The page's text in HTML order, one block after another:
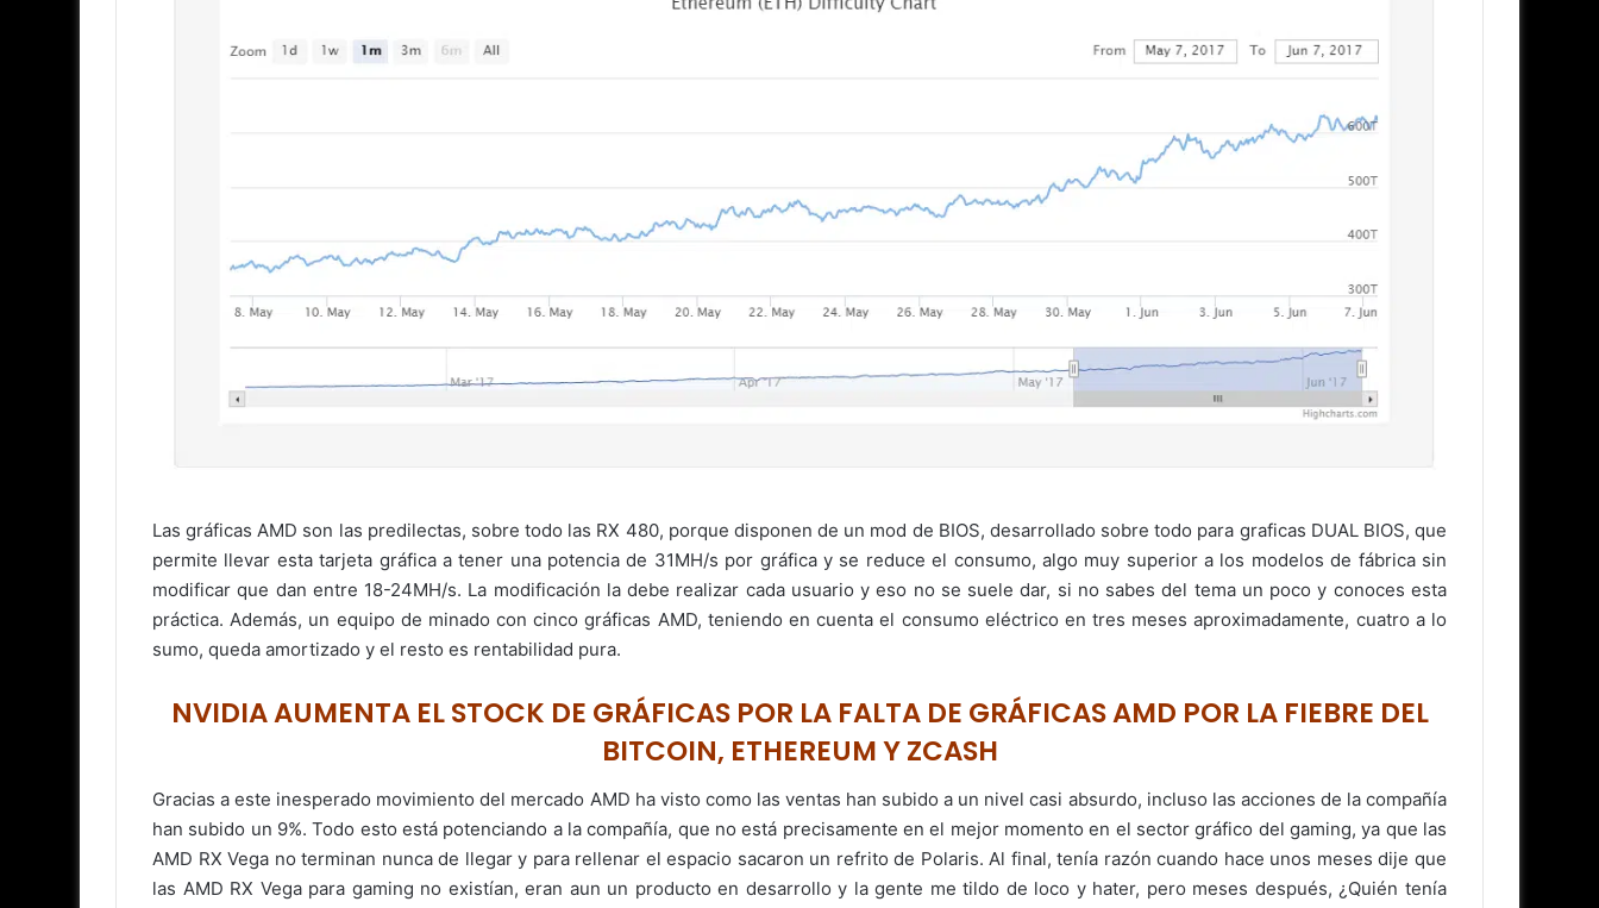
Las gráficas AMD son las predilectas, sobre todo las RX 480, porque disponen de un mod de BIOS, desarrollado sobre todo para graficas DUAL BIOS, que
permite llevar esta tarjeta gráfica a tener una potencia de 31MH/s por gráfica y se reduce el consumo, algo muy superior a los modelos de fábrica sin
modificar que dan entre 18-24MH/s. La modificación la debe realizar cada usuario y eso no se suele dar, si no sabes del tema un poco y conoces esta
práctica. Además, un equipo de minado con cinco gráficas AMD, teniendo en cuenta el consumo eléctrico en tres meses aproximadamente, cuatro a lo
sumo, queda amortizado y el resto es rentabilidad pura.
NVIDIA AUMENTA EL STOCK DE GRÁFICAS POR LA FALTA DE GRÁFICAS AMD POR LA FIEBRE DEL
BITCOIN, ETHEREUM Y ZCASH
Gracias a este inesperado movimiento del mercado AMD ha visto como las ventas han subido a un nivel casi absurdo, incluso las acciones de la compañía
han subido un 9%. Todo esto está potenciando a la compañía, que no está precisamente en el mejor momento en el sector gráfico del gaming, ya que las
AMD RX Vega no terminan nunca de llegar y para rellenar el espacio sacaron un refrito de Polaris. Al final, tenía razón cuando hace unos meses dije que
las AMD RX Vega para gaming no existían, eran aun un producto en desarrollo y la gente me tildo de loco y hater, pero meses después, ¿Quién tenía